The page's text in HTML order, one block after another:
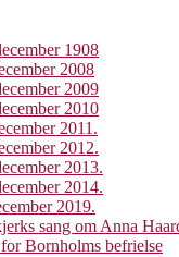
1908
2008
2009
2010
2011.
2012.
2013.
2014.
2019.
sang om Anna
Bornholms befrielse